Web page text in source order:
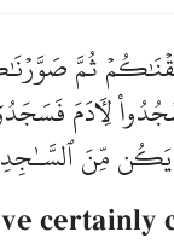
ثُمَّ
لِأٓدَمَ
يَكُن مِّنَ
certainly